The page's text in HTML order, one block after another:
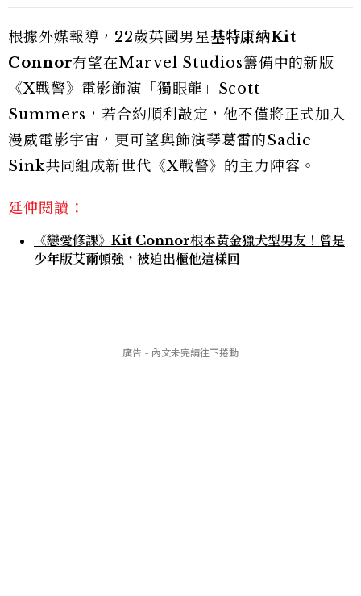
根據外媒報導，22歲英國男星基特康納Kit
Connor有望在Marvel Studios籌備中的新版
《X戰警》電影飾演「獨眼龍」Scott
Summers，若合約順利敲定，他不僅將正式加入
漫威電影宇宙，更可望與飾演琴葛雷的Sadie
Sink共同組成新世代《X戰警》的主力陣容。
延伸閱讀：
《戀愛修課》Kit Connor根本黃金獵犬型男友！曾是
少年版艾爾頓強，被迫出櫃他這樣回